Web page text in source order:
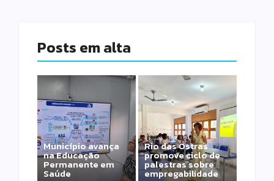
Posts em alta
Município avança
na Educação
Permanente em
Saúde
Rio das Ostras
promove ciclo de
palestras sobre
empregabilidade